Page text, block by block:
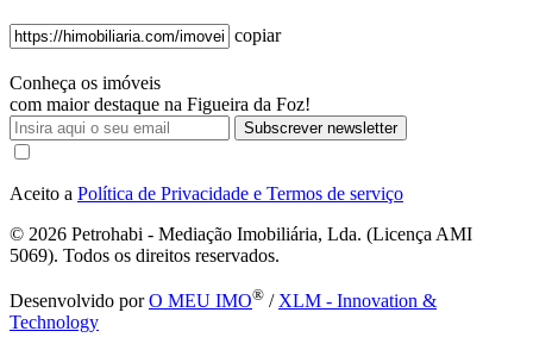
copiar
Conheça os imóveis
com maior destaque na Figueira da Foz!
Subscrever newsletter
Aceito a Política de Privacidade e Termos de serviço
© 2026 Petrohabi - Mediação Imobiliária, Lda. (Licença AMI
5069). Todos os direitos reservados.
Desenvolvido porO MEU IMO® / XLM - Innovation &
Technology